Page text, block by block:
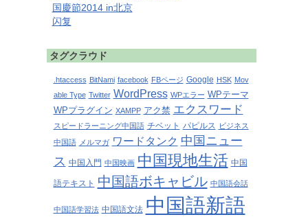
国慶節2014 in北京
闪复
タグクラウド
.htaccess BitNami facebook FBページ Google HSK Mov
able Type Twitter WordPress WPエラー WPテーマ
WPプラグイン XAMPP アク禁 エクスワード
スピードラーニング中国語 チベット パピルス ビジネス
中国語
メルマガ ワードタンク 中国ニュー
ス 中国入門 中国映画 中国現地生活 中国
語テキスト 中国語ボキャビル 中国語会話
中国語学習法 中国語文法 中国語新語